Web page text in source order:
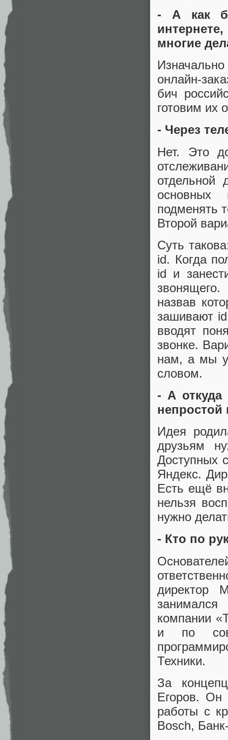
- А как
многие
онлайн-
бич
готовим их
- Через
Нет. Это
отдельной
подменять
Второй
Суть
id. Когда
id и
назвав
зашивают id
вводят
звонке.
нам, а мы
словом.
- А откуда
непростой
Идея
друзьям
Доступных
Яндекс.
Есть ещё
нельзя
нужно
- Кто по
директор
компании
и по
Техники.
За
Егоров. Он
работы с
Bosch,